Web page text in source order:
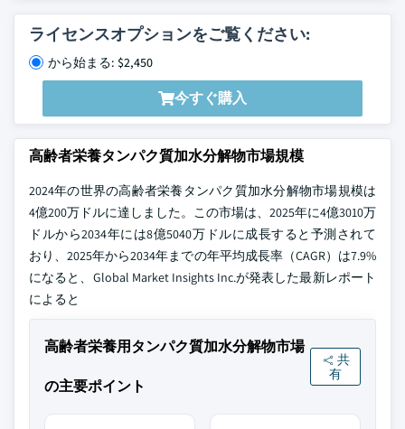
ライセンスオプションをご覧ください:
から始まる: $2,450
今すぐ購入
高齢者栄養タンパク質加水分解物市場規模
2024年の世界の高齢者栄養タンパク質加水分解物市場規模は
4億200万ドルに達しました。この市場は、2025年に4億3010万
ドルから2034年には8億5040万ドルに成長すると予測されて
おり、2025年から2034年までの年平均成長率（CAGR）は7.9%
になると、Global Market Insights Inc.が発表した最新レポート
によると
高齢者栄養用タンパク質加水分解物市場
の主要ポイント
共
有